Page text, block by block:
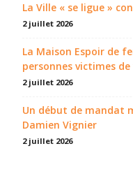
La Ville « se ligue »
2 juillet 2026
La Maison Espoir de
personnes victimes
2 juillet 2026
Un début de mandat
Damien Vignier
2 juillet 2026